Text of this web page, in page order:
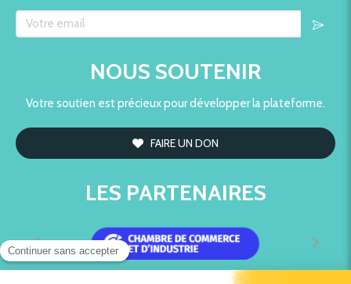
NOUS SOUTENIR
Votre soutien est précieux pour développer la plateforme.
FAIRE UN DON
LES PARTENAIRES